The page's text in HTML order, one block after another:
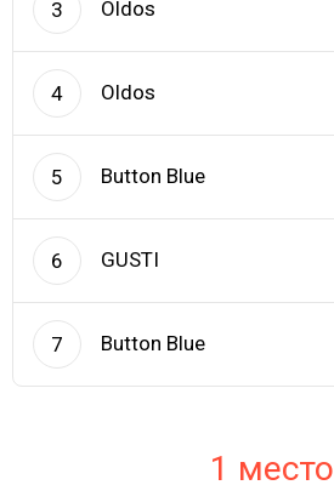
3 Oldos
4 Oldos
5 Button Blue
6 GUSTI
7 Button Blue
1 место